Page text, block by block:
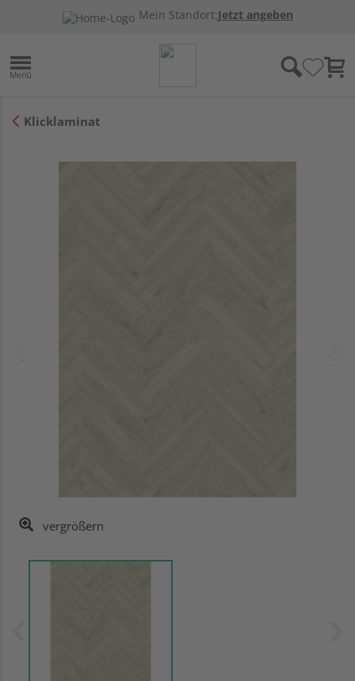
Mein Standort:Jetzt angeben
Klicklaminat
vergrößern